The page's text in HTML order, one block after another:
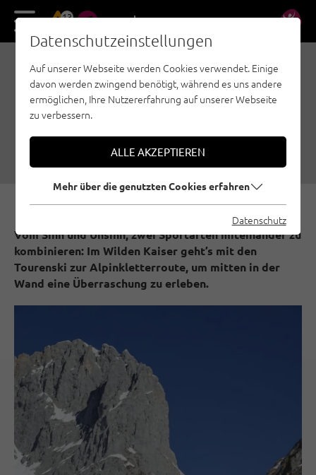
13 DE EN
SKI & CLIMB: DES
KAISERS FELSEN IM
WINTERGEWAND
Erstellt vonSimon Schöpf | Sportklettern, Wilder Kaiser
Vom Sinn und Unsinn, zwei Sportarten miteinander zu
kombinieren: Im Wilden Kaiser geht’s mit den
Tourenski zur Alpinkletterroute, um mitten in der
Wand eine Überraschung zu erleben.
Datenschutzeinstellungen
Auf unserer Webseite werden Cookies verwendet. Einige
davon werden zwingend benötigt, während es uns andere
ermöglichen, Ihre Nutzererfahrung auf unserer Webseite
zu verbessern.
ALLE AKZEPTIEREN
Mehr über die genutzten Cookies erfahren
Datenschutz